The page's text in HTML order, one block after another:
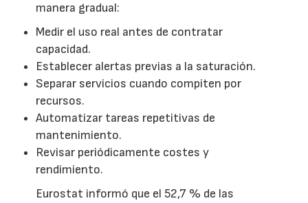
manera gradual:
Medir el uso real antes de contratar
capacidad.
Establecer alertas previas a la saturación.
Separar servicios cuando compiten por
recursos.
Automatizar tareas repetitivas de
mantenimiento.
Revisar periódicamente costes y
rendimiento.
Eurostat informó que el 52,7 % de las